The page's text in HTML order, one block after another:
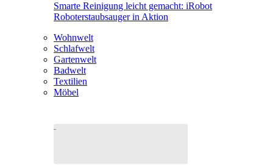
Smarte Reinigung leicht gemacht: iRobot
Roboterstaubsauger in Aktion
Wohnwelt
Schlafwelt
Gartenwelt
Badwelt
Textilien
Möbel